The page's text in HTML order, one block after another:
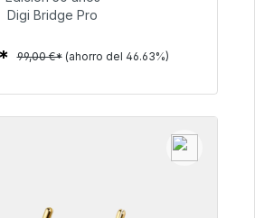
52,84 €
Digi Bridge Pro
99,00 €* (ahorro del 46.63%)